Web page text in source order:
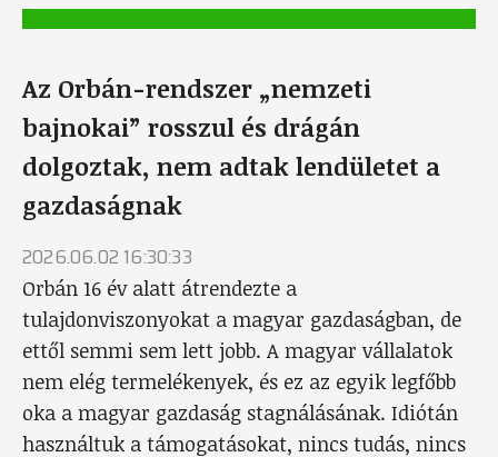
Az Orbán-rendszer „nemzeti
bajnokai” rosszul és drágán
dolgoztak, nem adtak lendületet a
gazdaságnak
2026.06.02 16:30:33
Orbán 16 év alatt átrendezte a
tulajdonviszonyokat a magyar gazdaságban, de
ettől semmi sem lett jobb. A magyar vállalatok
nem elég termelékenyek, és ez az egyik legfőbb
oka a magyar gazdaság stagnálásának. Idiótán
használtuk a támogatásokat, nincs tudás, nincs